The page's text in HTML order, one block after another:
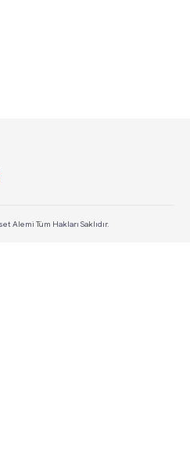
Alemi Tüm Hakları Saklıdır.